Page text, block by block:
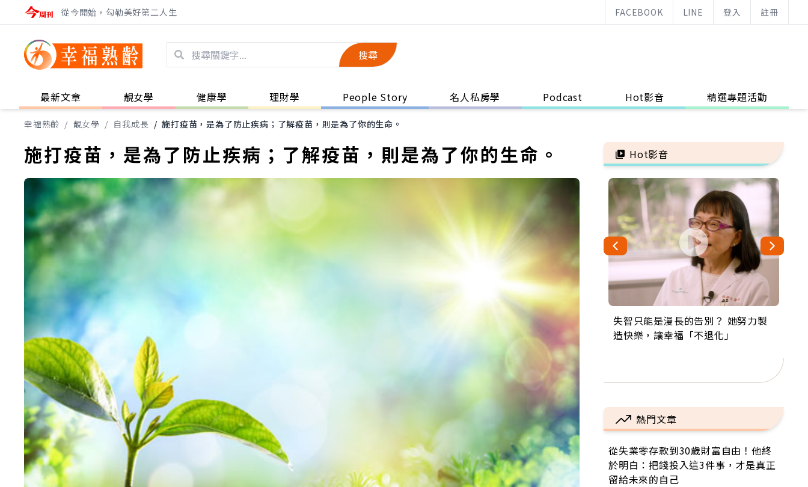
從今開始，勾勒美好第二人生 FACEBOOK LINE 登入 註冊
搜尋
最新文章 靚女學 健康學 理財學 People Story 名人私房學 Podcast Hot影音 精選專題活動
幸福熟齡 / 靚女學 / 自我成長 / 施打疫苗，是為了防止疾病；了解疫苗，則是為了你的生命。
施打疫苗，是為了防止疾病；了解疫苗，則是為了你的生命。 Hot影音
失智只能是漫長的告別？ 她努力製
造快樂，讓幸福「不退化」
來自剛果的巧克力神父 為台灣奉獻
36年 「台灣是我的家，我連作夢都
63歲卸矽谷副總、搬回台灣找快
樂！「蛋黃哥小丑」走進安養院，
104歲打破金氏世界紀錄 成為全球
最年長羽球選手，分享長壽的秘密
事業巔峰他選擇追夢…黑手阿伯拉
小提琴還登上小巨蛋！連CNN都大
熱門文章
從失業零存款到30歲財富自由！他終
於明白：把錢投入這3件事，才是真正
留給未來的自己